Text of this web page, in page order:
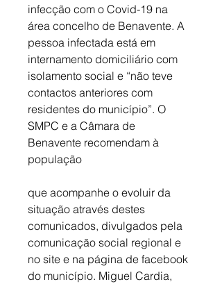
infecção com o Covid-19 na
área concelho de Benavente. A
pessoa infectada está em
internamento domiciliário com
isolamento social e “não teve
contactos anteriores com
residentes do município”. O
SMPC e a Câmara de
Benavente recomendam à
população
que acompanhe o evoluir da
situação através destes
comunicados, divulgados pela
comunicação social regional e
no site e na página de facebook
do município. Miguel Cardia,